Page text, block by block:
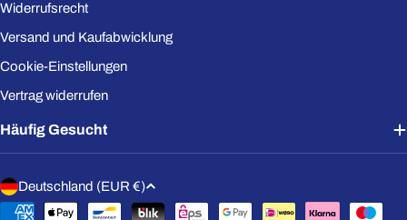
Widerrufsrecht
Versand und Kaufabwicklung
Cookie-Einstellungen
Vertrag widerrufen
Häufig Gesucht
L
a
Deutschland (EUR €)
Zahlungsmethoden